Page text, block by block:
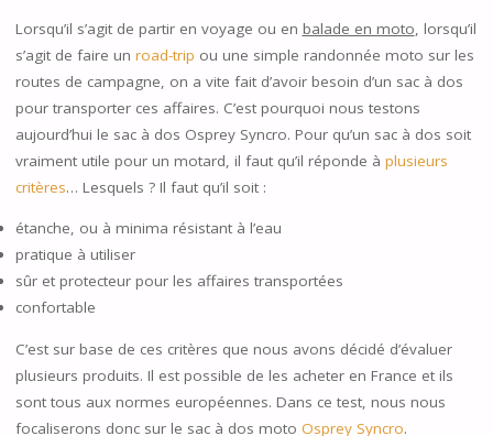
Lorsqu’il s’agit de partir en voyage ou en balade en moto, lorsqu’il
s’agit de faire un road-trip ou une simple randonnée moto sur les
routes de campagne, on a vite fait d’avoir besoin d’un sac à dos
pour transporter ces affaires. C’est pourquoi nous testons
aujourd’hui le sac à dos Osprey Syncro. Pour qu’un sac à dos soit
vraiment utile pour un motard, il faut qu’il réponde à plusieurs
critères… Lesquels ? Il faut qu’il soit :
étanche, ou à minima résistant à l’eau
pratique à utiliser
sûr et protecteur pour les affaires transportées
confortable
C’est sur base de ces critères que nous avons décidé d’évaluer
plusieurs produits. Il est possible de les acheter en France et ils
sont tous aux normes européennes. Dans ce test, nous nous
focaliserons donc sur le sac à dos moto Osprey Syncro.